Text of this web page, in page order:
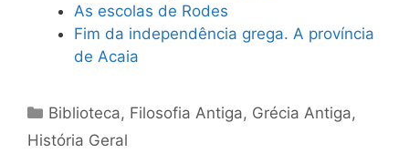
As escolas de Rodes
Fim da independência grega. A província
de Acaia
Categorias
Biblioteca, Filosofia Antiga, Grécia Antiga,
História Geral